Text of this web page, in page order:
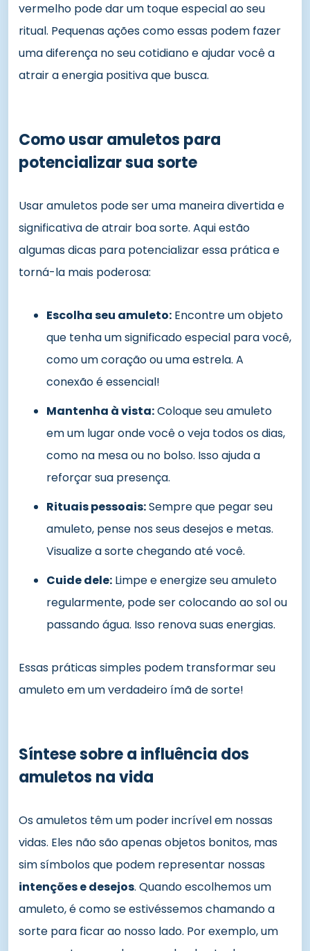
vermelho pode dar um toque especial ao seu
ritual. Pequenas ações como essas podem fazer
uma diferença no seu cotidiano e ajudar você a
atrair a energia positiva que busca.
Como usar amuletos para
potencializar sua sorte
Usar amuletos pode ser uma maneira divertida e
significativa de atrair boa sorte. Aqui estão
algumas dicas para potencializar essa prática e
torná-la mais poderosa:
Escolha seu amuleto: Encontre um objeto
que tenha um significado especial para você,
como um coração ou uma estrela. A
conexão é essencial!
Mantenha à vista:Coloque seu amuleto
em um lugar onde você o veja todos os dias,
como na mesa ou no bolso. Isso ajuda a
reforçar sua presença.
Rituais pessoais:Sempre que pegar seu
amuleto, pense nos seus desejos e metas.
Visualize a sorte chegando até você.
Cuide dele: Limpe e energize seu amuleto
regularmente, pode ser colocando ao sol ou
passando água. Isso renova suas energias.
Essas práticas simples podem transformar seu
amuleto em um verdadeiro ímã de sorte!
Síntese sobre a influência dos
amuletos na vida
Os amuletos têm um poder incrível em nossas
vidas. Eles não são apenas objetos bonitos, mas
sim símbolos que podem representar nossas
intenções e desejos. Quando escolhemos um
amuleto, é como se estivéssemos chamando a
sorte para ficar ao nosso lado. Por exemplo, um